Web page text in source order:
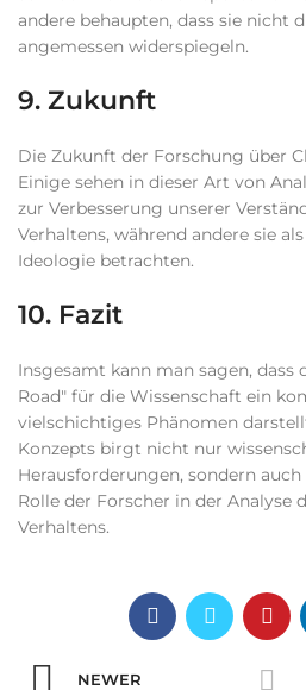
andere behaupten, dass sie nicht
angemessen widerspiegeln.
9. Zukunft
Die Zukunft der Forschung über
Einige sehen in dieser Art von
zur Verbesserung unserer
Verhaltens, während andere sie
Ideologie betrachten.
10. Fazit
Insgesamt kann man sagen, dass
Road" für die Wissenschaft ein
vielschichtiges Phänomen
Konzepts birgt nicht nur
Herausforderungen, sondern
Rolle der Forscher in der Analyse
Verhaltens.
NEWER